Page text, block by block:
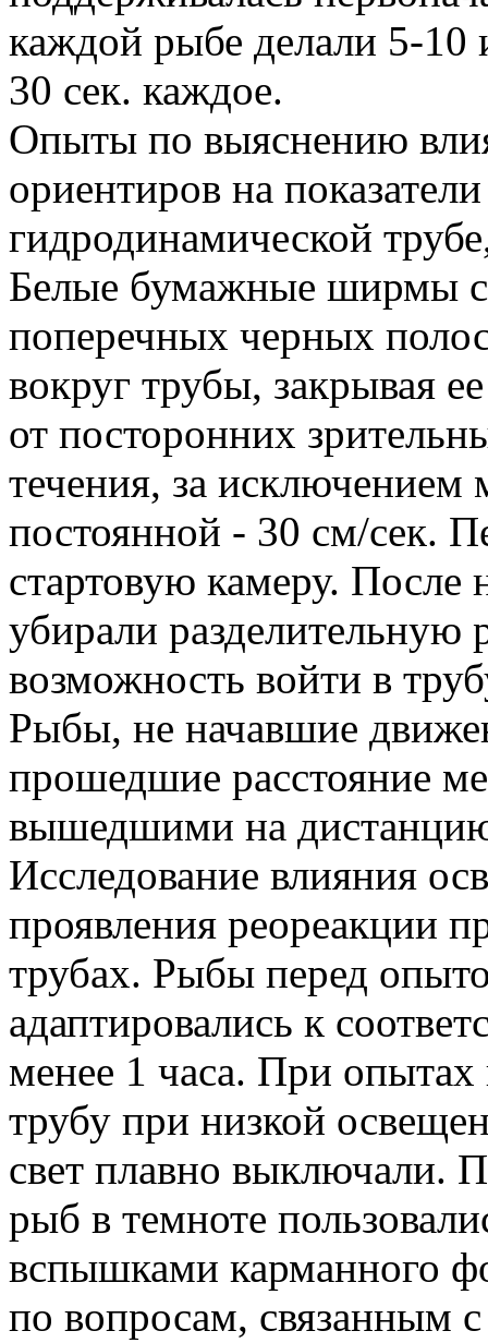
каждой рыбе делали 5-10
30 сек. каждое.
Опыты по выяснению
ориентиров на
гидродинамической
Белые бумажные ширмы
поперечных черных
вокруг трубы, закрывая
от посторонних
течения, за исключением
постоянной - 30 см/сек.
стартовую камеру. После
убирали разделительную
возможность войти в
Рыбы, не начавшие
прошедшие расстояние
вышедшими на
Исследование влияния
проявления реореакции
трубах. Рыбы перед
адаптировались к
менее 1 часа. При
трубу при низкой
свет плавно выключали.
рыб в темноте
вспышками карманного
по вопросам, связанным